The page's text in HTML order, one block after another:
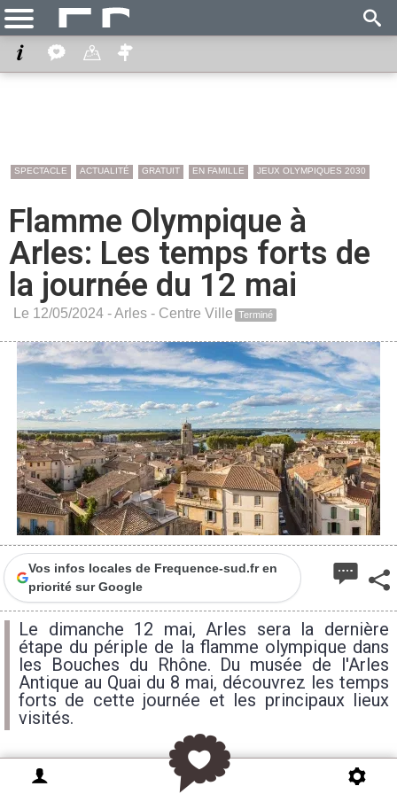
SPECTACLE ACTUALITÉ GRATUIT EN FAMILLE JEUX OLYMPIQUES 2030
Flamme Olympique à
Arles: Les temps forts de
la journée du 12 mai
Le 12/05/2024 -Arles - Centre Ville Terminé
Vos infos locales de Frequence-sud.fr en
priorité sur Google
Le dimanche 12 mai, Arles sera la dernière
étape du périple de la flamme olympique dans
les Bouches du Rhône. Du musée de l'Arles
Antique au Quai du 8 mai, découvrez les temps
forts de cette journée et les principaux lieux
visités.
Si le tracé précis du passage de la flamme